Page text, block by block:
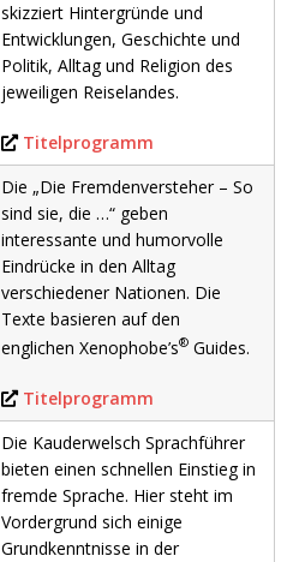
skizziert Hintergründe und
Entwicklungen, Geschichte und
Politik, Alltag und Religion des
jeweiligen Reiselandes.
Titelprogramm
Die „Die Fremdenversteher – So
sind sie, die …“ geben
interessante und humorvolle
Eindrücke in den Alltag
verschiedener Nationen. Die
Texte basieren auf den
englichen Xenophobe’s® Guides.
Titelprogramm
Die Kauderwelsch Sprachführer
bieten einen schnellen Einstieg in
fremde Sprache. Hier steht im
Vordergrund sich einige
Grundkenntnisse in der